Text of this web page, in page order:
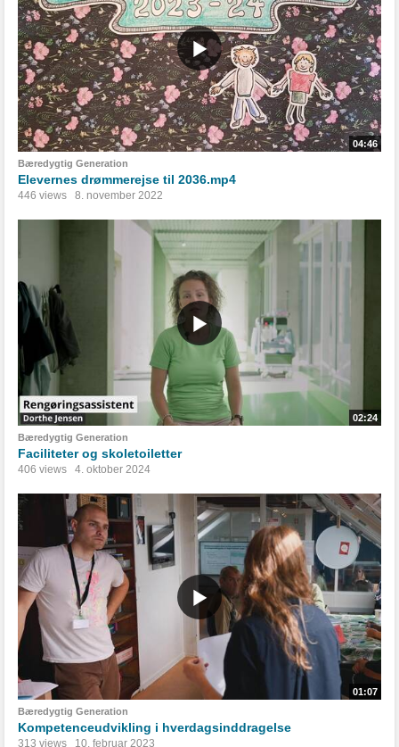
04:46
Bæredygtig Generation
Elevernes drømmerejse til 2036.mp4
446 views 8. november 2022
02:24
Bæredygtig Generation
Faciliteter og skoletoiletter
406 views 4. oktober 2024
01:07
Bæredygtig Generation
Kompetenceudvikling i hverdagsinddragelse
313 views 10. februar 2023